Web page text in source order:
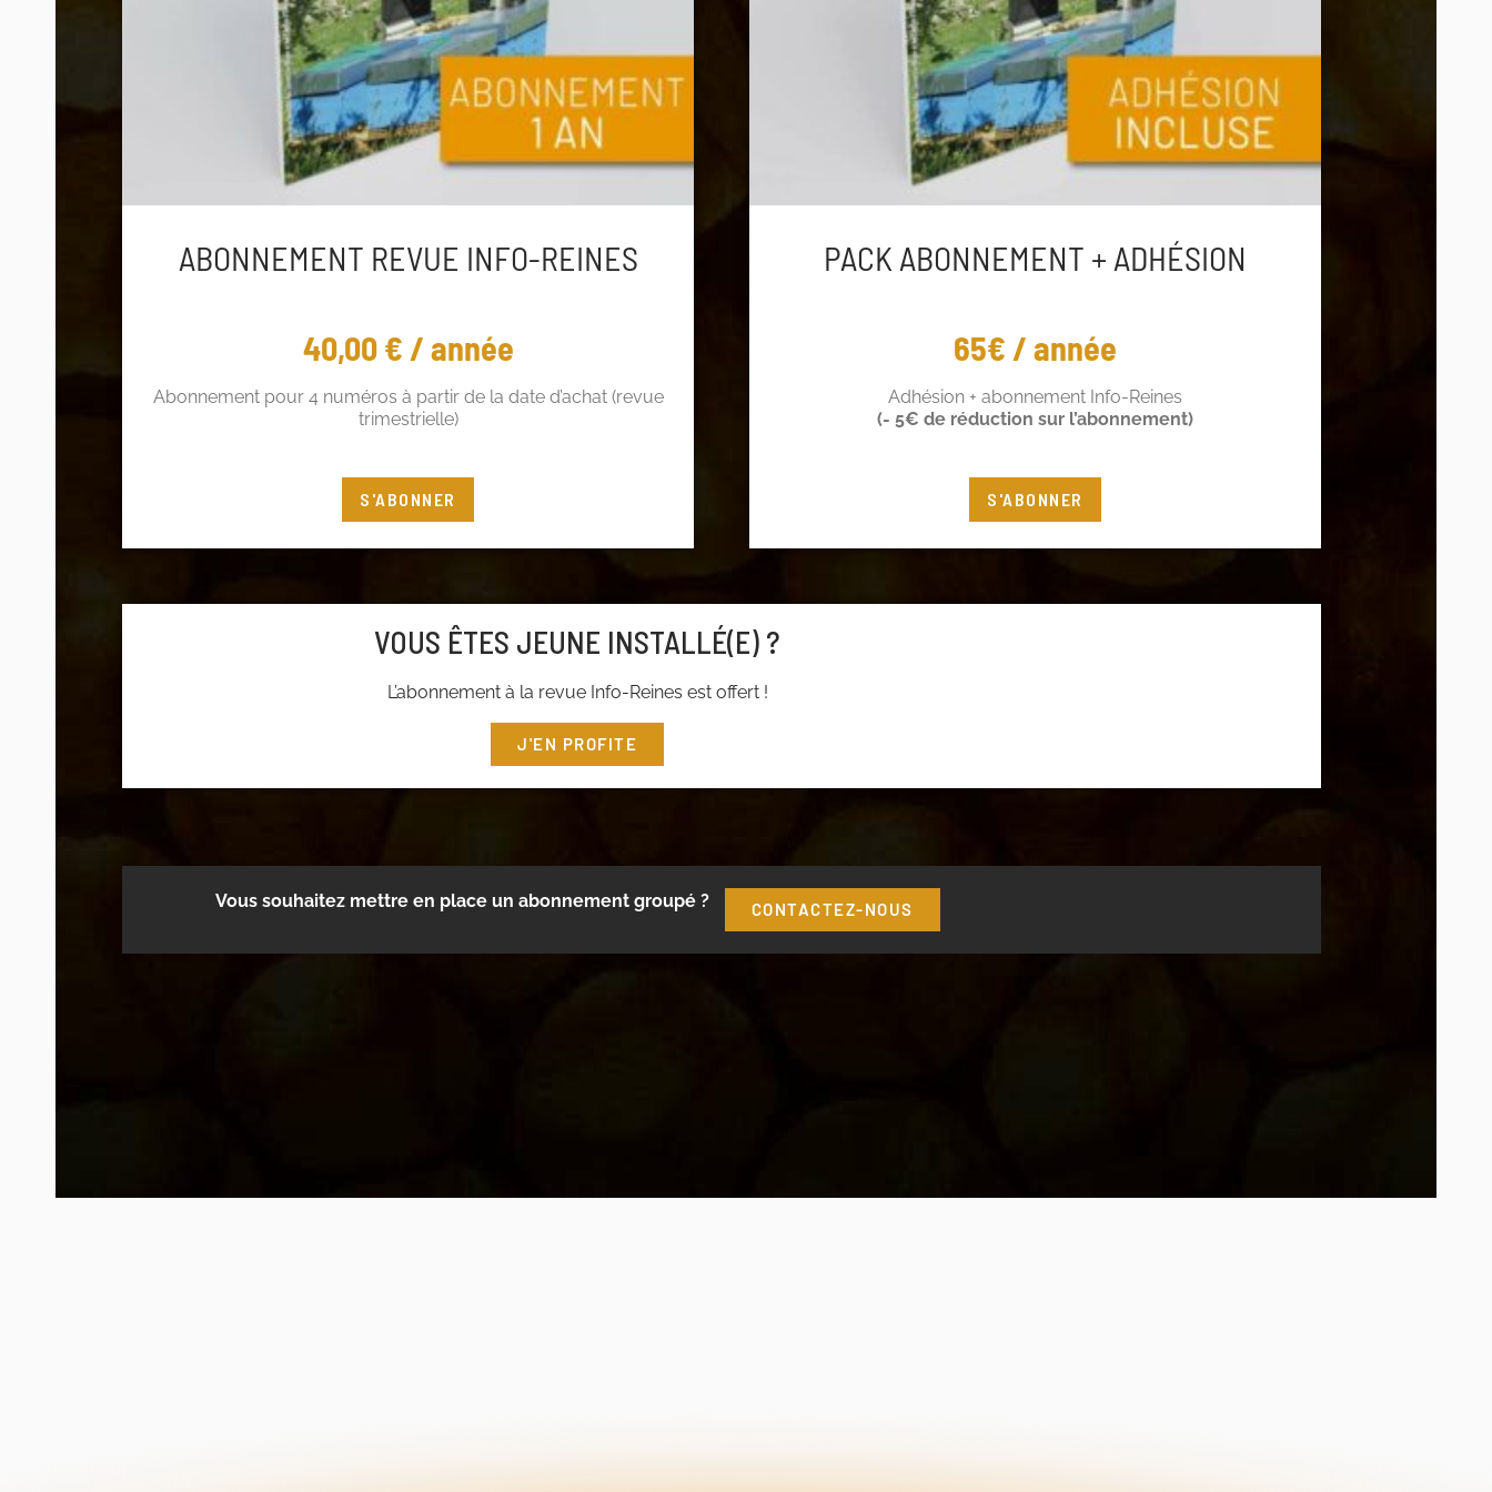
ABONNEMENT REVUE INFO-REINES
40,00€ / année
Abonnement pour 4 numéros à partir de la date d’achat (revue
trimestrielle)
Vous êtes adhérent ? Profitez de 5€ de réduction !
à votre compte adhérent ou cliquez
S'ABONNER
PACK ABONNEMENT + ADHÉSION
65€ / année
Adhésion + abonnement Info-Reines
(- 5€ de réduction sur l’abonnement)
S'ABONNER
VOUS ÊTES JEUNE INSTALLÉ(E) ?
L’abonnement à la revue Info-Reines est offert !
J'EN PROFITE
Vous souhaitez mettre en place un abonnement groupé ? CONTACTEZ-NOUS